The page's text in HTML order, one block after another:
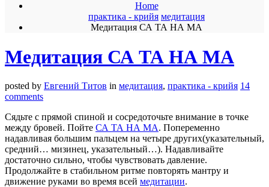
Home
практика - крийя медитация
Медитация СА ТА НА МА
Медитация СА ТА НА МА
posted by Евгений Титов in медитация, практика - крийя 14
comments
Сядьте с прямой спиной и сосредоточьте внимание в точке
между бровей. Пойте СА ТА НА МА. Попеременно
надавливая большим пальцем на четыре других(указательный,
средний… мизинец, указательный…). Надавливайте
достаточно сильно, чтобы чувствовать давление.
Продолжайте в стабильном ритме повторять мантру и
движение руками во время всей медитации.